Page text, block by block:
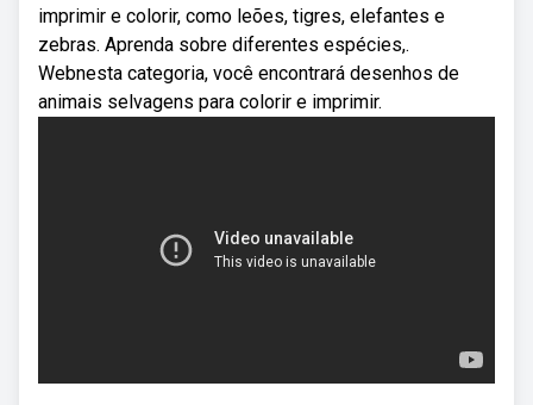
imprimir e colorir, como leões, tigres, elefantes e
zebras. Aprenda sobre diferentes espécies,.
Webnesta categoria, você encontrará desenhos de
animais selvagens para colorir e imprimir.